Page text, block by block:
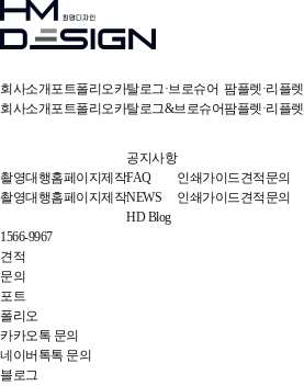
회사소개
회사소개
포트폴리오
포트폴리오
카탈로그·브로슈어
카탈로그&브로슈어
팜플렛·리플렛
팜플렛·리플렛
촬영대행
촬영대행
홈페이지제작
홈페이지제작
공지사항
FAQ
NEWS
HD Blog
인쇄가이드
인쇄가이드
견적문의
견적문의
1566-9967
견적
문의
포트
폴리오
카카오톡 문의
네이버톡톡 문의
블로그